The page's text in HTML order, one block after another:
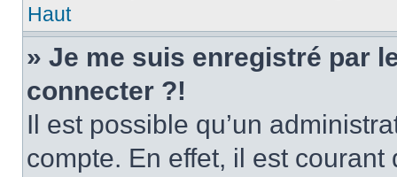
Haut
» Je me suis enregistré par
connecter ?!
Il est possible qu’un
compte. En effet, il est